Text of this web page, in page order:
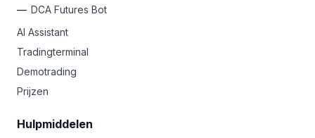
DCA Futures Bot
AI Assistant
Tradingterminal
Demotrading
Prijzen
Hulpmiddelen